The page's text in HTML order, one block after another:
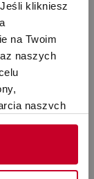
klikniesz
na Twoim
naszych
naszych
nimi
z cookies w